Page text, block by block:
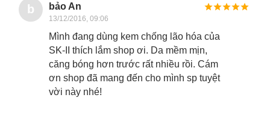
b bảo An
13/12/2016, 09:06
Mình đang dùng kem chống lão hóa của
SK-II thích lắm shop ơi. Da mềm mịn,
căng bóng hơn trước rất nhiều rồi. Cám
ơn shop đã mang đến cho mình sp tuyệt
vời này nhé!